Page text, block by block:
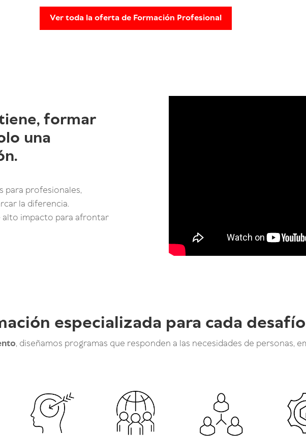
Ver toda la oferta de Formación Profesional
formar
una
para profesionales,
la diferencia.
alto impacto para afrontar
especializada para cada desafío
, diseñamos programas que responden a las necesidades de personas,